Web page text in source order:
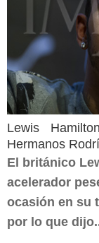
Lewis
Hermanos
El británico
acelerador
ocasión en su
por lo que